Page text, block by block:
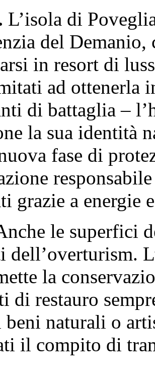
L’isola di
del
in resort di
ad ottenerla
di battaglia –
la sua identità
fase di
grazie a
le superfici
dell’overturism.
la
di restauro
beni naturali o
il compito di